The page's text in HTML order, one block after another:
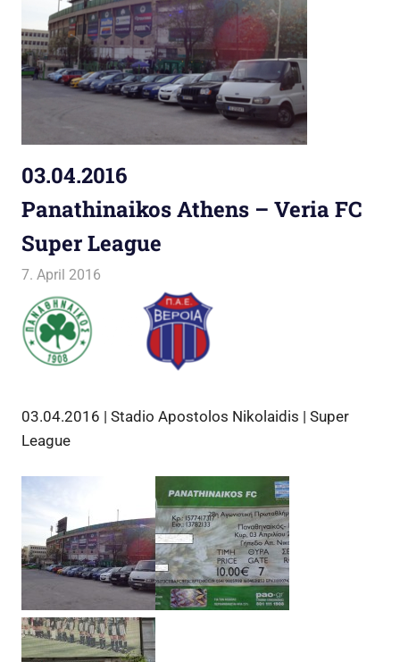
03.04.2016
Panathinaikos Athens – Veria FC
Super League
7. April 2016
03.04.2016 | Stadio Apostolos Nikolaidis | Super
League